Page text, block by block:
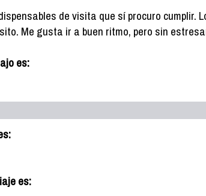
de visita que sí procuro cumplir.
Me gusta ir a buen ritmo, pero sin
es:
es: